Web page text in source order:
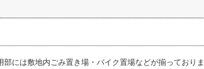
部には敷地内ごみ置き場・バイク置場などが揃っており